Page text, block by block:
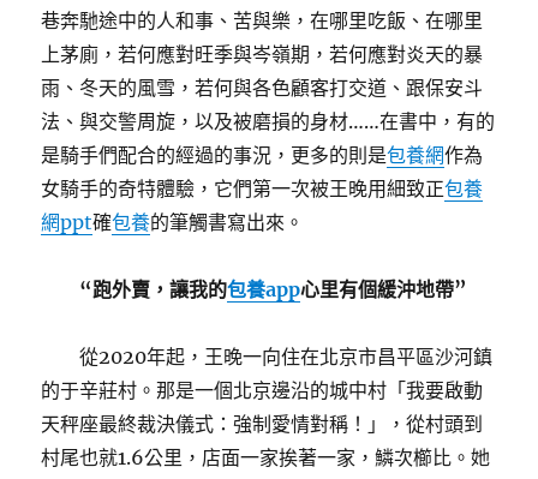
巷奔馳途中的人和事、苦與樂，在哪里吃飯、在哪里
上茅廁，若何應對旺季與岑嶺期，若何應對炎天的暴
雨、冬天的風雪，若何與各色顧客打交道、跟保安斗
法、與交警周旋，以及被磨損的身材……在書中，有的
是騎手們配合的經過的事況，更多的則是包養網作為
女騎手的奇特體驗，它們第一次被王晚用細致正包養
網ppt確包養的筆觸書寫出來。
“跑外賣，讓我的包養app心里有個緩沖地帶”
從2020年起，王晚一向住在北京市昌平區沙河鎮
的于辛莊村。那是一個北京邊沿的城中村「我要啟動
天秤座最終裁決儀式：強制愛情對稱！」，從村頭到
村尾也就1.6公里，店面一家挨著一家，鱗次櫛比。她